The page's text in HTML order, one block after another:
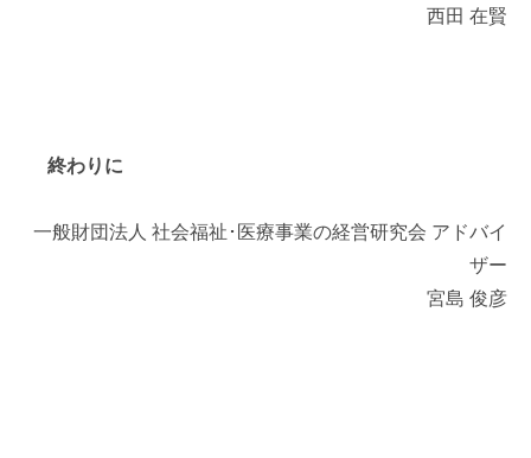
西田 在賢
終わりに
一般財団法人 社会福祉･医療事業の経営研究会 アドバイ
ザー
宮島 俊彦